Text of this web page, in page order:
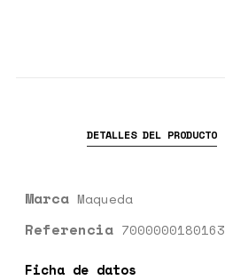
DETALLES DEL PRODUCTO
Marca Maqueda
Referencia 7000000180163
Ficha de datos